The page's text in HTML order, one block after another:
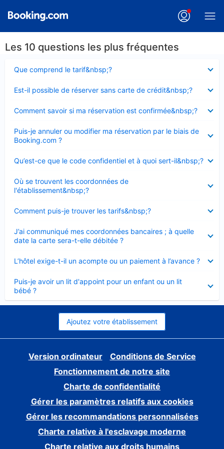
Les 10 questions les plus fréquentes
Que comprend le tarif&nbsp;?
fermé
Est-il possible de réserver sans carte de crédit&nbsp;?
fermé
Comment savoir si ma réservation est confirmée&nbsp;?
fermé
Puis-je annuler ou modifier ma réservation par le biais de
Booking.com ?
fermé
Qu’est-ce que le code confidentiel et à quoi sert-il&nbsp;?
fermé
Où se trouvent les coordonnées de
l'établissement&nbsp;?
fermé
Comment puis-je trouver les tarifs&nbsp;?
fermé
J’ai communiqué mes coordonnées bancaires ; à quelle
date la carte sera-t-elle débitée ?
fermé
L’hôtel exige-t-il un acompte ou un paiement à l’avance ?
fermé
Puis-je avoir un lit d'appoint pour un enfant ou un lit
bébé ?
fermé
Ajoutez votre établissement
Version ordinateur
Conditions de Service
Fonctionnement de notre site
Charte de confidentialité
Gérer les paramètres relatifs aux cookies
Gérer les recommandations personnalisées
Charte relative à l'esclavage moderne
Charte relative aux droits humains